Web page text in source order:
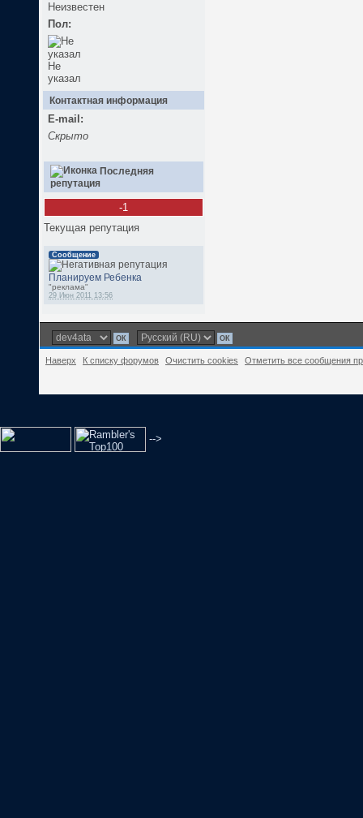
Неизвестен
Пол:
Не
указал
Контактная информация
E-mail:
Скрыто
Последняя
репутация
-1
Текущая репутация
Сообщение
Планируем Ребенка
"реклама"
29 Июн 2011 13:56
Наверх К списку форумов Очистить cookies Отметить все сообщения
-->